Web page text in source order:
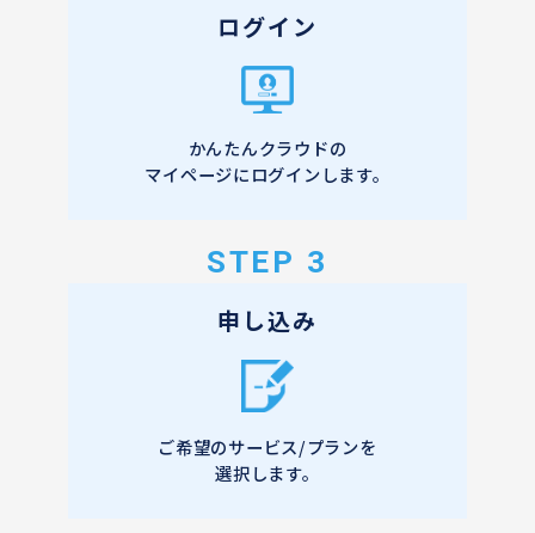
ログイン
かんたんクラウドの
マイページにログインします。
STEP 3
申し込み
ご希望のサービス/プランを
選択します。